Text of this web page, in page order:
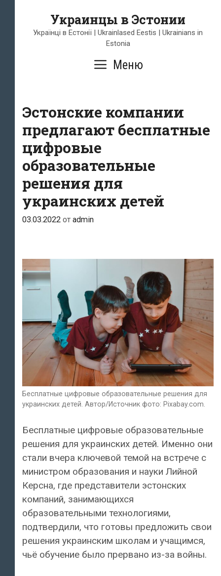
содержимому
Украинцы в Эстонии
Українці в Естонії | Ukrainlased Eestis | Ukrainians in
Estonia
Меню
Эстонские компании
предлагают бесплатные
цифровые
образовательные
решения для
украинских детей
03.03.2022 от admin
Бесплатные цифровые образовательные решения для
украинских детей. Автор/Источник фото: Pixabay.com.
Бесплатные цифровые образовательные
решения для украинских детей. Именно они
стали вчера ключевой темой на встрече с
министром образования и науки Лийной
Керсна, где представители эстонских
компаний, занимающихся
образовательными технологиями,
подтвердили, что готовы предложить свои
решения украинским школам и учащимся,
чьё обучение было прервано из-за войны.